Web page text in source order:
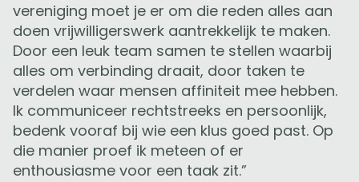
vereniging moet je er om die reden alles aan
doen vrijwilligerswerk aantrekkelijk te maken.
Door een leuk team samen te stellen waarbij
alles om verbinding draait, door taken te
verdelen waar mensen affiniteit mee hebben.
Ik communiceer rechtstreeks en persoonlijk,
bedenk vooraf bij wie een klus goed past. Op
die manier proef ik meteen of er
enthousiasme voor een taak zit.”